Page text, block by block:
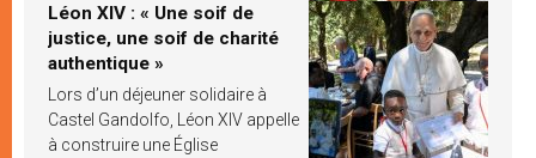
Léon XIV : « Une soif de
justice, une soif de charité
authentique »
Lors d’un déjeuner solidaire à
Castel Gandolfo, Léon XIV appelle
à construire une Église